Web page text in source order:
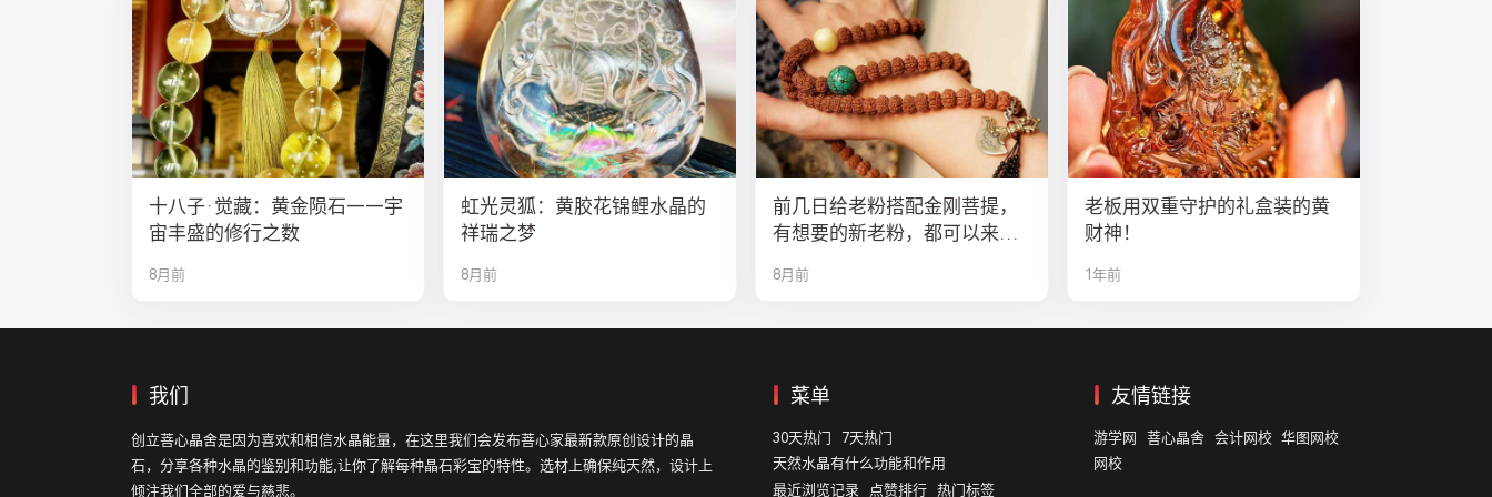
十八子·觉藏：黄金陨石——宇
宙丰盛的修行之数
8月前
虹光灵狐：黄胶花锦鲤水晶的
祥瑞之梦
8月前
前几日给老粉搭配金刚菩提，
有想要的新老粉，都可以来排
8月前
老板用双重守护的礼盒装的黄
财神！
1年前
我们
创立菩心晶舍是因为喜欢和相信水晶能量，在这里我们会发布菩心家最新款原创设计的晶
石，分享各种水晶的鉴别和功能,让你了解每种晶石彩宝的特性。选材上确保纯天然，设计上
倾注我们全部的爱与慈悲。
菜单
30天热门
7天热门
天然水晶有什么功能和作用
最近浏览记录
点赞排行 热门标签
友情链接
游学网 菩心晶舍 会计网校 华图网校
网校